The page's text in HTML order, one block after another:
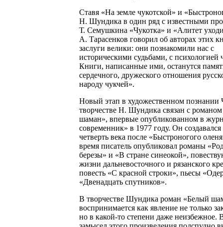
Ставя «На земле чукотской» и
Н. Шундика в один ряд с известными
Т. Семушкина «Чукотка» и «Алитет
А. Тарасенков говорил об авторах этих
заслуги велики: они познакомили нас с
историческими судьбами, с психологией
Книги, написанные ими, останутся
сердечного, дружеского отношения
народу чукчей».
Новый этап в художественном познании
творчестве Н. Шундика связан с
шаман», впервые опубликованном в
современник» в 1977 году. Он создавался
четверть века после «Быстроногого
время писатель опубликовал романы
березы» и «В стране синеокой»,
жизни дальневосточного и рязанского
повесть «С красной строки», пьесы
«Двенадцать спутников».
В творчестве Шундика роман «Белый
воспринимается как явление не только
но в какой-то степени даже неизбежное.